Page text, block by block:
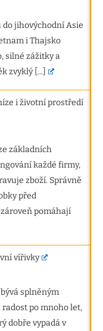
jihovýchodní Asie
i Thajsko
silné zážitky a
zvyklý [...]
i životní prostředí
základních
každé firmy,
zboží. Správně
před
pomáhají
vířivky
splněným
po mnoho let,
dobře vypadá v